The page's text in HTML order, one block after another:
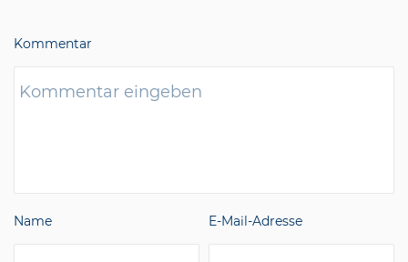
Kommentar
Name E-Mail-Adresse